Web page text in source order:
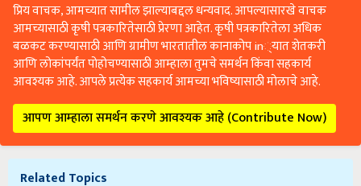
प्रिय वाचक, आमच्यात सामील झाल्याबद्दल धन्यवाद. आपल्यासारखे वाचक
आमच्यासाठी कृषी पत्रकारितेसाठी प्रेरणा आहेत. कृषी पत्रकारितेला अधिक
बळकट करण्यासाठी आणि ग्रामीण भारतातील कानाकोप in्यात शेतकरी
आणि लोकांपर्यंत पोहोचण्यासाठी आम्हाला तुमचे समर्थन किंवा सहकार्य
आवश्यक आहे. आपले प्रत्येक सहकार्य आमच्या भविष्यासाठी मोलाचे आहे.
आपण आम्हाला समर्थन करणे आवश्यक आहे (Contribute Now)
Related Topics